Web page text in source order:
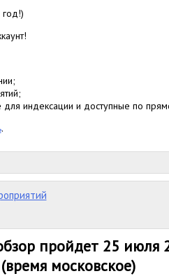
для индексации и доступные по
.
пройдет 25 июля
московское)